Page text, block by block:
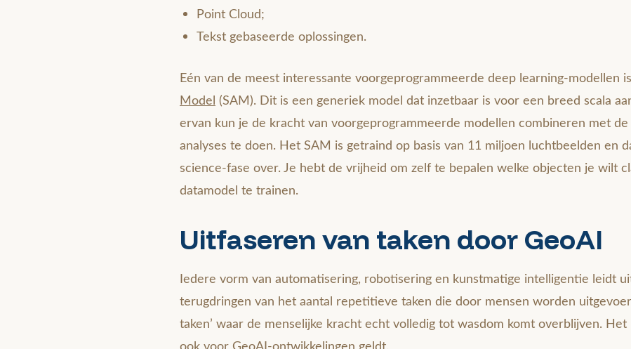
Point Cloud;
Tekst gebaseerde oplossingen.
Eén van de meest interessante voorgeprogrammeerde deep learning-modellen
Model (SAM). Dit is een generiek model dat inzetbaar is voor een breed scala
ervan kun je de kracht van voorgeprogrammeerde modellen combineren met
analyses te doen. Het SAM is getraind op basis van 11 miljoen luchtbeelden en
science-fase over. Je hebt de vrijheid om zelf te bepalen welke objecten je wilt
datamodel te trainen.
Uitfaseren van taken door GeoAI
Iedere vorm van automatisering, robotisering en kunstmatige intelligentie leidt
terugdringen van het aantal repetitieve taken die door mensen worden
taken’ waar de menselijke kracht echt volledig tot wasdom komt overblijven.
ook voor GeoAI-ontwikkelingen geldt.